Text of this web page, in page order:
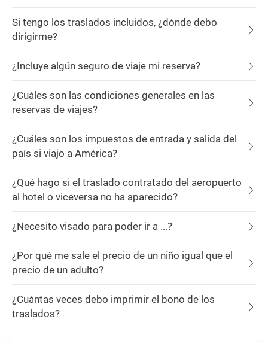
Si tengo los traslados incluidos, ¿dónde debo
dirigirme?
¿Incluye algún seguro de viaje mi reserva?
¿Cuáles son las condiciones generales en las
reservas de viajes?
¿Cuáles son los impuestos de entrada y salida del
país si viajo a América?
¿Qué hago si el traslado contratado del aeropuerto
al hotel o viceversa no ha aparecido?
¿Necesito visado para poder ir a ...?
¿Por qué me sale el precio de un niño igual que el
precio de un adulto?
¿Cuántas veces debo imprimir el bono de los
traslados?